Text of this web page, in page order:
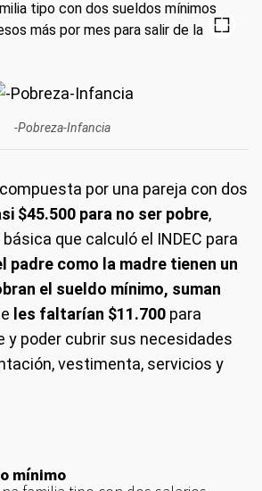
-Pobreza-Infancia
compuesta por una pareja con dos
$45.500 para no ser pobre,
que calculó el INDEC para
padre como la madre tienen un
el sueldo mínimo, suman
les faltarían $11.700 para
y poder cubrir sus necesidades
vestimenta, servicios y